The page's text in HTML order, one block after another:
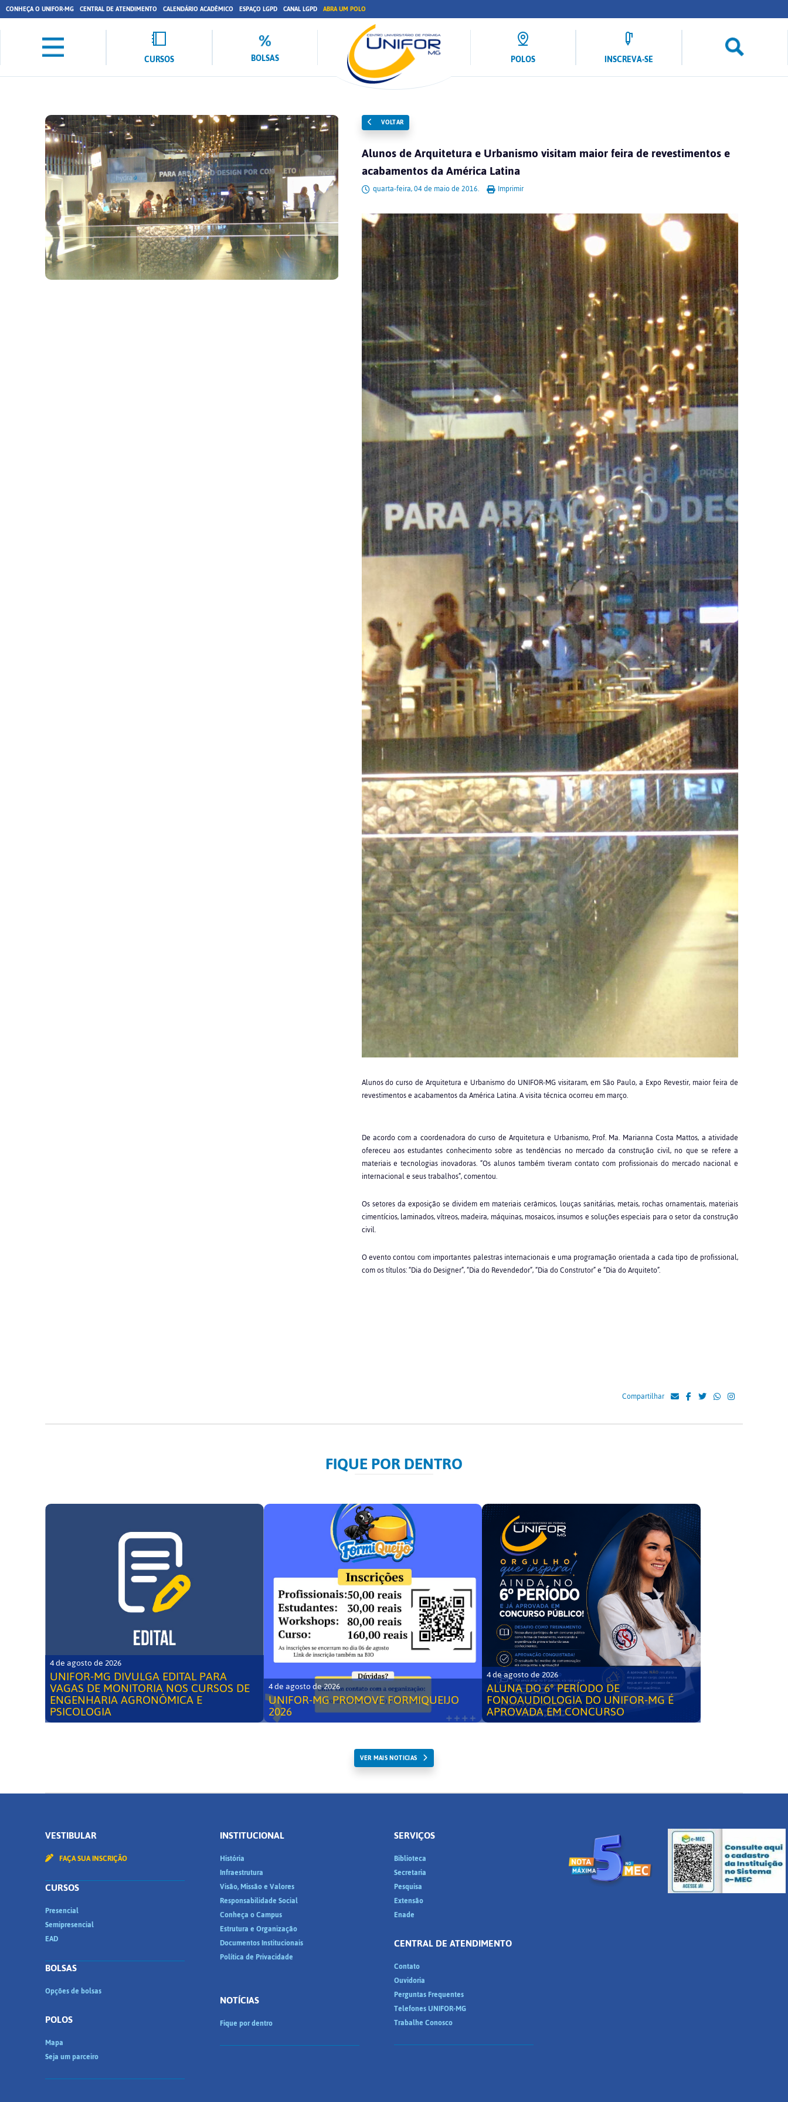
CONHEÇA O UNIFOR-MG CENTRAL DE ATENDIMENTO CALENDÁRIO ACADÊMICO ESPAÇO LGPD CANAL LGPD ABRA UM POLO
CURSOS BOLSAS POLOS INSCREVA-SE
VOLTAR
Alunos de Arquitetura e Urbanismo visitam maior feira de revestimentos e
acabamentos da América Latina
quarta-feira, 04 de maio de 2016. Imprimir
Alunos do curso de Arquitetura e Urbanismo do UNIFOR-MG visitaram, em São Paulo, a Expo Revestir, maior feira de
revestimentos e acabamentos da América Latina. A visita técnica ocorreu em março.
De acordo com a coordenadora do curso de Arquitetura e Urbanismo, Prof. Ma. Marianna Costa Mattos, a atividade
ofereceu aos estudantes conhecimento sobre as tendências no mercado da construção civil, no que se refere a
materiais e tecnologias inovadoras. “Os alunos também tiveram contato com profissionais do mercado nacional e
internacional e seus trabalhos”, comentou.
Os setores da exposição se dividem em materiais cerâmicos, louças sanitárias, metais, rochas ornamentais, materiais
cimentícios, laminados, vítreos, madeira, máquinas, mosaicos, insumos e soluções especiais para o setor da construção
civil.
O evento contou com importantes palestras internacionais e uma programação orientada a cada tipo de profissional,
com os títulos: “Dia do Designer”, “Dia do Revendedor”, “Dia do Construtor” e “Dia do Arquiteto”.
Compartilhar
FIQUE POR DENTRO
4 de agosto de 2026
UNIFOR-MG DIVULGA EDITAL PARA
VAGAS DE MONITORIA NOS CURSOS DE
ENGENHARIA AGRONÔMICA E
PSICOLOGIA
4 de agosto de 2026
UNIFOR-MG PROMOVE FORMIQUEIJO
2026
4 de agosto de 2026
ALUNA DO 6° PERÍODO DE
FONOAUDIOLOGIA DO UNIFOR-MG É
APROVADA EM CONCURSO
VER MAIS NOTICIAS
VESTIBULAR
FAÇA SUA INSCRIÇÃO
CURSOS
Presencial
Semipresencial
EAD
BOLSAS
Opções de bolsas
POLOS
Mapa
Seja um parceiro
INSTITUCIONAL
História
Infraestrutura
Visão, Missão e Valores
Responsabilidade Social
Conheça o Campus
Estrutura e Organização
Documentos Institucionais
Política de Privacidade
NOTÍCIAS
Fique por dentro
SERVIÇOS
Biblioteca
Secretaria
Pesquisa
Extensão
Enade
CENTRAL DE ATENDIMENTO
Contato
Ouvidoria
Perguntas Frequentes
Telefones UNIFOR-MG
Trabalhe Conosco